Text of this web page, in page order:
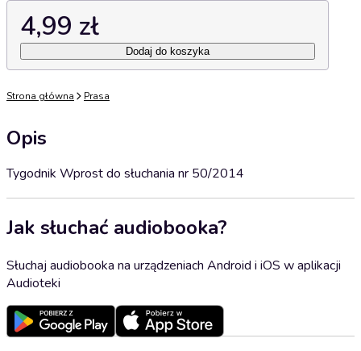
4,99 zł
Dodaj do koszyka
Strona główna Prasa
Opis
Tygodnik Wprost do słuchania nr 50/2014
Jak słuchać audiobooka?
Słuchaj audiobooka na urządzeniach Android i iOS w aplikacji
Audioteki